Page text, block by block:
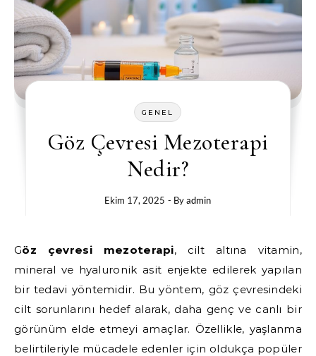
GENEL
Göz Çevresi Mezoterapi
Nedir?
Ekim 17, 2025 - Byadmin
Göz çevresi mezoterapi, cilt altına vitamin,
mineral ve hyaluronik asit enjekte edilerek yapılan
bir tedavi yöntemidir. Bu yöntem, göz çevresindeki
cilt sorunlarını hedef alarak, daha genç ve canlı bir
görünüm elde etmeyi amaçlar. Özellikle, yaşlanma
belirtileriyle mücadele edenler için oldukça popüler